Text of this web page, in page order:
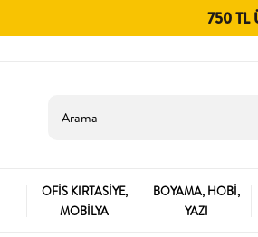
750 TL
OFİS KIRTASİYE,
MOBİLYA
BOYAMA, HOBİ,
YAZI